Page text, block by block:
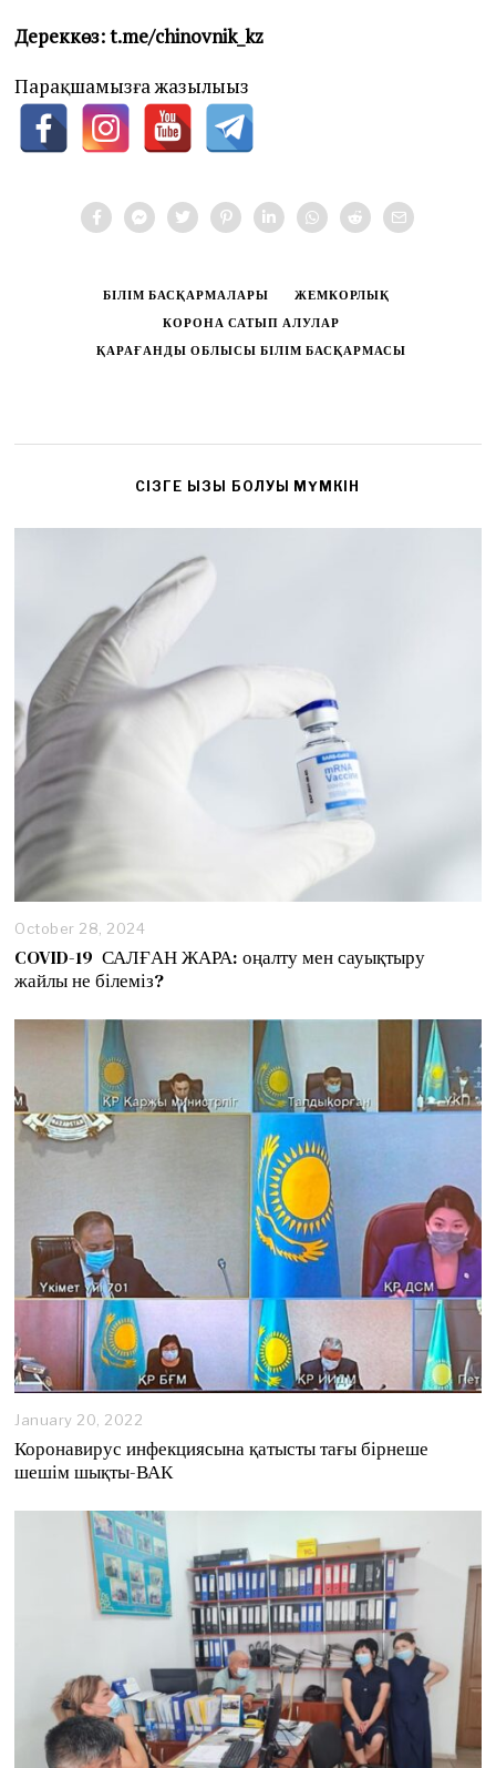
Дереккөз: t.me/chinovnik_kz
Парақшамызға жазылыңыз
БІЛІМ БАСҚАРМАЛАРЫ
ЖЕМКОРЛЫҚ
КОРОНА САТЫП АЛУЛАР
ҚАРАҒАНДЫ ОБЛЫСЫ БІЛІМ БАСҚАРМАСЫ
CІЗГЕ ҚЫЗЫҚ БОЛУЫ МҮМКІН
October 28, 2024
c
t
o
,
COVID-19 САЛҒАН ЖАРА: оңалту мен сауықтыру
жайлы не білеміз?
January 20, 2022
Коронавирус инфекциясына қатысты тағы бірнеше
шешім шықты-ВАК